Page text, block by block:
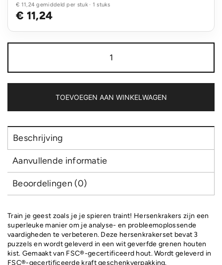
€ 11,24 gemiddeld per stuk · 1 stuks
€ 11,24
delige
TOEVOEGEN AAN WINKELWAGEN
Beschrijving
Aanvullende informatie
Beoordelingen (0)
Train je geest zoals je je spieren traint! Hersenkrakers zijn een
superleuke manier om je analyse- en probleemoplossende
vaardigheden te verbeteren. Deze hersenkrakerset bevat 3
puzzels en wordt geleverd in een wit geverfde grenen houten
kist. Gemaakt van FSC®-gecertificeerd hout. Wordt geleverd in
FSC®-gecertificeerde kraft geschenkverpakking.